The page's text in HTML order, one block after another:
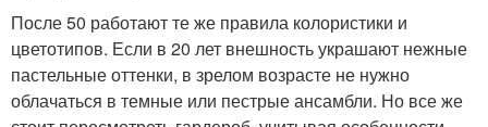
После 50 работают те же правила колористики и
цветотипов. Если в 20 лет внешность украшают нежные
пастельные оттенки, в зрелом возрасте не нужно
облачаться в темные или пестрые ансамбли. Но все же